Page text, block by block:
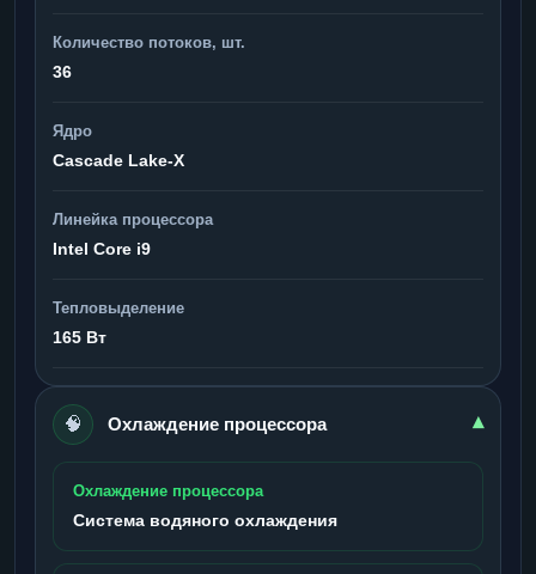
Количество потоков, шт.
36
Ядро
Cascade Lake-X
Линейка процессора
Intel Core i9
Тепловыделение
165 Вт
🧠 Охлаждение процессора ▾
Охлаждение процессора
Система водяного охлаждения